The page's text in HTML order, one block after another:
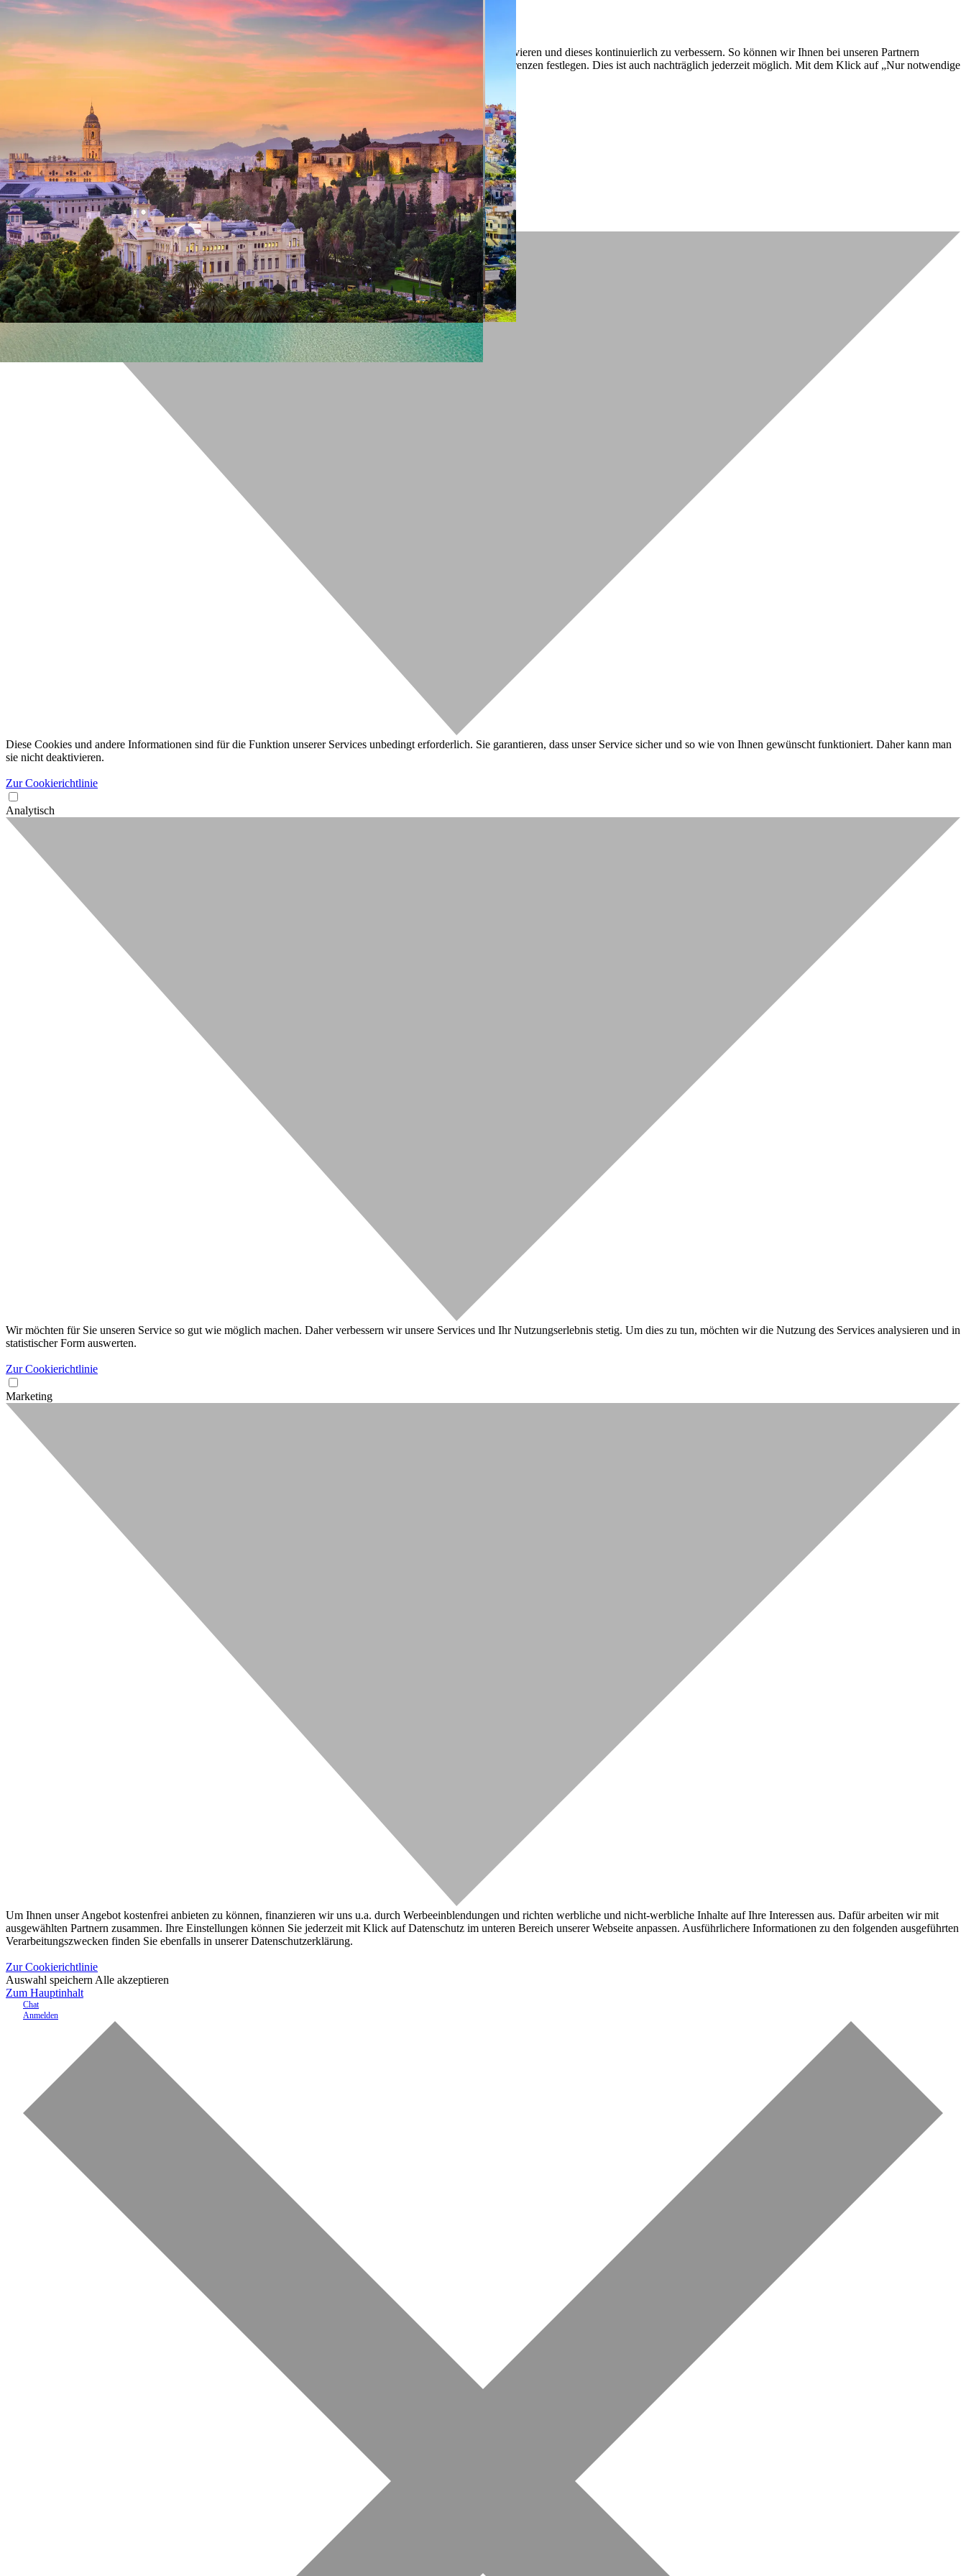
Nur notwendige Cookies
Unvergleichlich lecker
Mit dem Klick auf „geht klar” ermöglichen Sie uns Ihnen über Cookies ein verbessertes Nutzungserlebnis zu servieren und dieses kontinuierlich zu verbessern. So können wir Ihnen bei unseren Partnern
personalisierte Werbung und passende Angebote anzeigen. Über „anpassen” können Sie Ihre persönlichen Präferenzen festlegen. Dies ist auch nachträglich jederzeit möglich. Mit dem Klick auf „Nur notwendige
Cookies” werden lediglich technisch notwendige Cookies gespeichert.
Datenschutzerklärung
Impressum
« zurück
Ihre Cookie-Präferenzen verwalten
Wählen Sie, welche Cookies Sie auf check24.de akzeptieren.
Die Cookierichtlinie finden Siehier.
Notwendig
Diese Cookies und andere Informationen sind für die Funktion unserer Services unbedingt erforderlich. Sie garantieren, dass unser Service sicher und so wie von Ihnen gewünscht funktioniert. Daher kann man
sie nicht deaktivieren.
Zur Cookierichtlinie
Analytisch
Wir möchten für Sie unseren Service so gut wie möglich machen. Daher verbessern wir unsere Services und Ihr Nutzungserlebnis stetig. Um dies zu tun, möchten wir die Nutzung des Services analysieren und in
statistischer Form auswerten.
Zur Cookierichtlinie
Marketing
Um Ihnen unser Angebot kostenfrei anbieten zu können, finanzieren wir uns u.a. durch Werbeeinblendungen und richten werbliche und nicht-werbliche Inhalte auf Ihre Interessen aus. Dafür arbeiten wir mit
ausgewählten Partnern zusammen. Ihre Einstellungen können Sie jederzeit mit Klick auf Datenschutz im unteren Bereich unserer Webseite anpassen. Ausführlichere Informationen zu den folgenden ausgeführten
Verarbeitungszwecken finden Sie ebenfalls in unserer Datenschutzerklärung.
Zur Cookierichtlinie
Auswahl speichern Alle akzeptieren
Zum Hauptinhalt
Chat
Anmelden